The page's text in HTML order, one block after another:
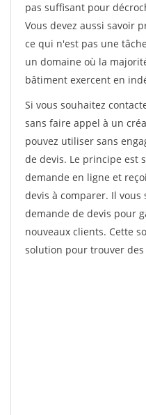
pas suffisant pour
Vous devez aussi savoir
ce qui n'est pas une
un domaine où la
bâtiment exercent en
Si vous souhaitez
sans faire appel à un
pouvez utiliser sans
de devis. Le principe est
demande en ligne et
devis à comparer. Il
demande de devis pour
nouveaux clients. Cette
solution pour trouver